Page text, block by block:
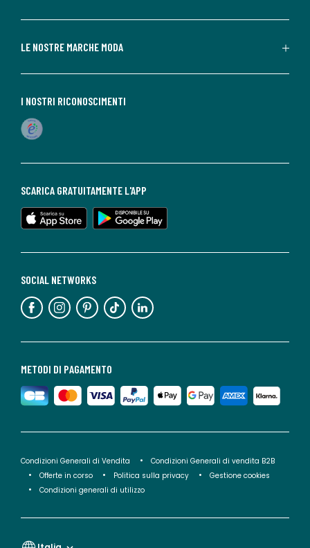
LE NOSTRE MARCHE MODA
METODI DI PAGAMENTO
SOCIAL NETWORKS
SCARICA GRATUITAMENTE L'APP
I NOSTRI RICONOSCIMENTI
Condizioni Generali di Vendita
Condizioni Generali di vendita B2B
Offerte in corso
Politica sulla privacy
Gestione cookies
Condizioni generali di utilizzo